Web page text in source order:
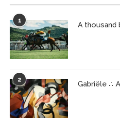
1 A thousand
2 Gabriële ∴